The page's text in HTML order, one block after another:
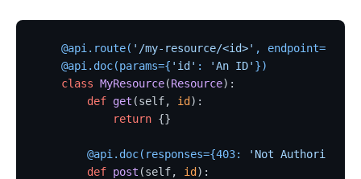
    @api.route(
'/my-resource/<id>' , endpoint=
    @api.doc(
params={ 'id' : 'An ID' })
class MyResource(Resource):
def get (self, id ):
return {}
        @api.doc(
responses={403: 'Not Authorized'
def post (self, id ):